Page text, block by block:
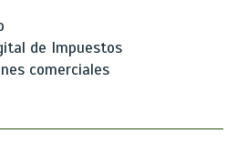
de Impuestos
comerciales